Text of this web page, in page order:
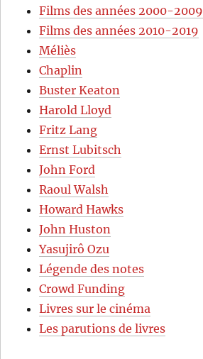
Films des années 2000-2009
Films des années 2010-2019
Méliès
Chaplin
Buster Keaton
Harold Lloyd
Fritz Lang
Ernst Lubitsch
John Ford
Raoul Walsh
Howard Hawks
John Huston
Yasujirô Ozu
Légende des notes
Crowd Funding
Livres sur le cinéma
Les parutions de livres